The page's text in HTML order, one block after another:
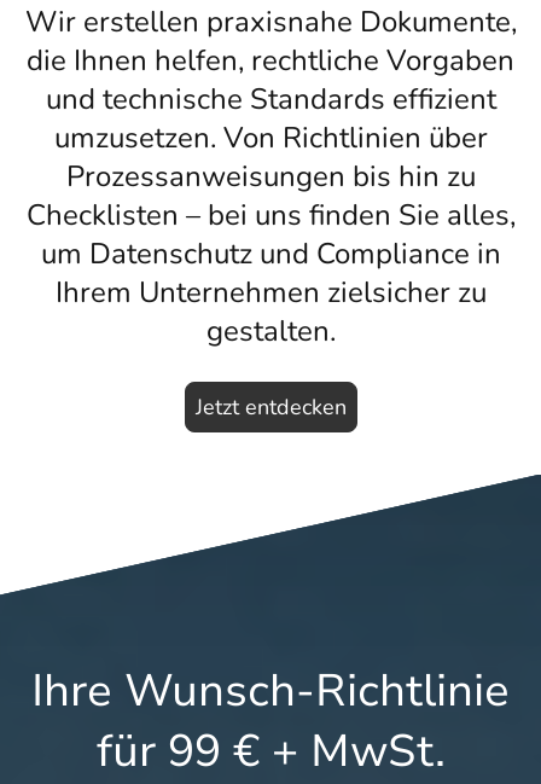
Wir erstellen praxisnahe Dokumente,
die Ihnen helfen, rechtliche Vorgaben
und technische Standards effizient
umzusetzen. Von Richtlinien über
Prozessanweisungen bis hin zu
Checklisten – bei uns finden Sie alles,
um Datenschutz und Compliance in
Ihrem Unternehmen zielsicher zu
gestalten.
Jetzt entdecken
Ihre Wunsch-Richtlinie
für 99 € + MwSt.